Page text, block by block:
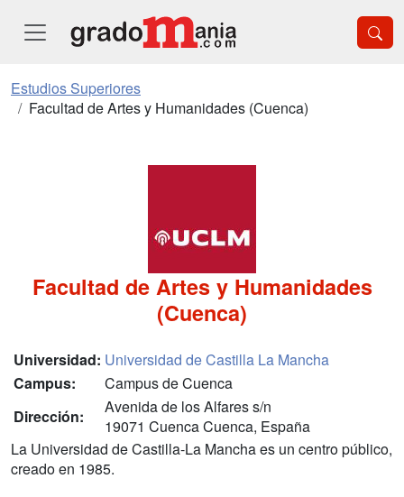
Estudios Superiores
Facultad de Artes y Humanidades (Cuenca)
Facultad de Artes y Humanidades
(Cuenca)
Universidad: Universidad de Castilla La Mancha
Campus:
Campus de Cuenca
Dirección:
Avenida de los Alfares s/n
19071 Cuenca Cuenca, España
La Universidad de Castilla-La Mancha es un centro público,
creado en 1985.